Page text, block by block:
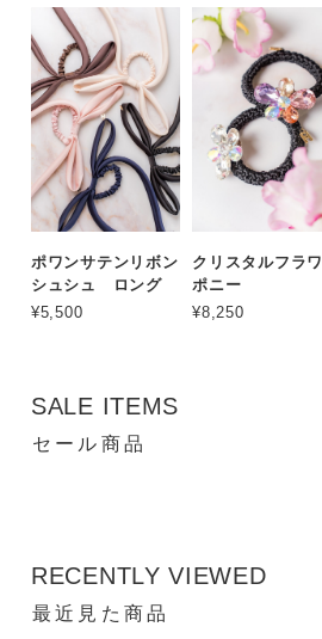
ポワンサテンリボン
シュシュ ロング
¥5,500
クリスタルフラ
ポニー
¥8,250
SALE ITEMS
セール商品
RECENTLY VIEWED
最近見た商品